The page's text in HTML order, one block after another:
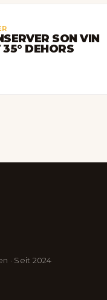
SON VIN
DEHORS
· Seit 2024